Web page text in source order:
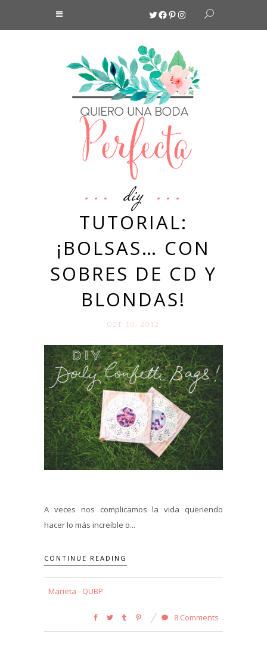
Twitter
Facebook
Pinterest
Instagram
diy
TUTORIAL:
¡BOLSAS… CON
SOBRES DE CD Y
BLONDAS!
OCT 10. 2012
A veces nos complicamos la vida queriendo
hacer lo más increíble o...
CONTINUE READING
Marieta - QUBP
8 Comments